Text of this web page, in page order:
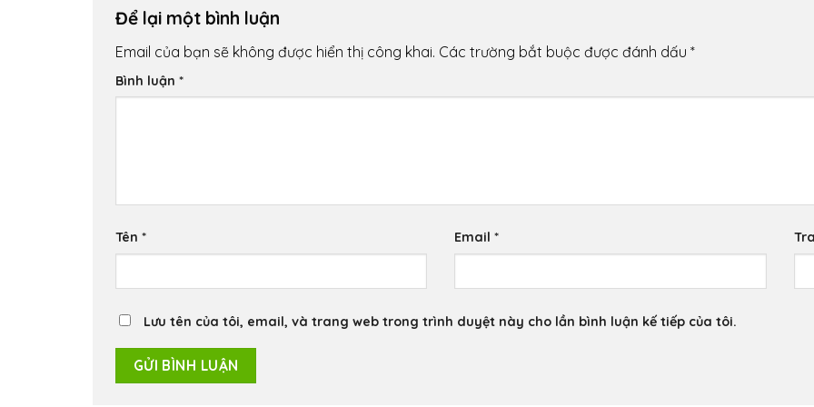
Để lại một bình luận
Email của bạn sẽ không được hiển thị công khai. Các trường bắt buộc được đánh dấu *
Bình luận *
Tên * Email*
Lưu tên của tôi, email, và trang web trong trình duyệt này cho lần bình luận kế tiếp của tôi.